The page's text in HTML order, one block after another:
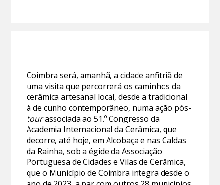
Coimbra será, amanhã, a cidade anfitriã de
uma visita que percorrerá os caminhos da
cerâmica artesanal local, desde a tradicional
à de cunho contemporâneo, numa ação pós-
tourassociada ao 51.º Congresso da
Academia Internacional da Cerâmica, que
decorre, até hoje, em Alcobaça e nas Caldas
da Rainha, sob a égide da Associação
Portuguesa de Cidades e Vilas de Cerâmica,
que o Município de Coimbra integra desde o